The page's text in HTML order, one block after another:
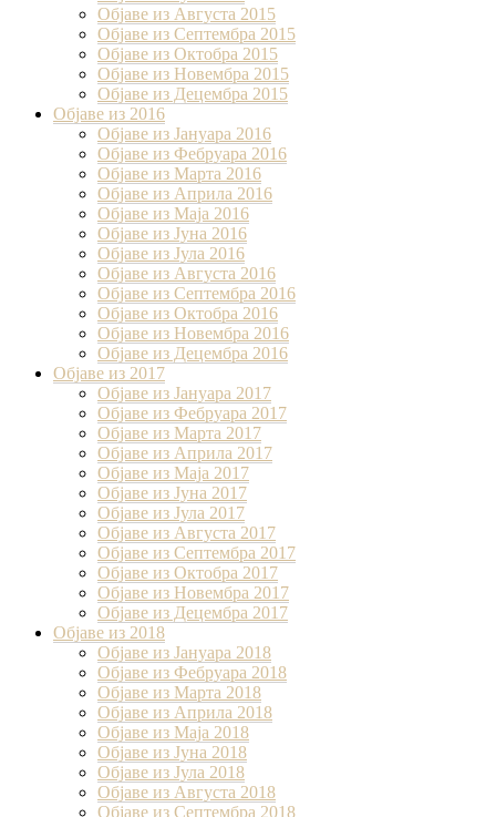
Објаве из Августа 2015
Објаве из Септембра 2015
Објаве из Октобра 2015
Објаве из Новембра 2015
Објаве из Децембра 2015
Објаве из 2016
Објаве из Јануара 2016
Објаве из Фебруара 2016
Објаве из Марта 2016
Објаве из Априла 2016
Објаве из Маја 2016
Објаве из Јуна 2016
Објаве из Јула 2016
Објаве из Августа 2016
Објаве из Септембра 2016
Објаве из Октобра 2016
Објаве из Новембра 2016
Објаве из Децембра 2016
Објаве из 2017
Објаве из Јануара 2017
Објаве из Фебруара 2017
Објаве из Марта 2017
Објаве из Априла 2017
Објаве из Маја 2017
Објаве из Јуна 2017
Објаве из Јула 2017
Објаве из Августа 2017
Објаве из Септембра 2017
Објаве из Октобра 2017
Објаве из Новембра 2017
Објаве из Децембра 2017
Објаве из 2018
Објаве из Јануара 2018
Објаве из Фебруара 2018
Објаве из Марта 2018
Објаве из Априла 2018
Објаве из Маја 2018
Објаве из Јуна 2018
Објаве из Јула 2018
Објаве из Августа 2018
Објаве из Септембра 2018